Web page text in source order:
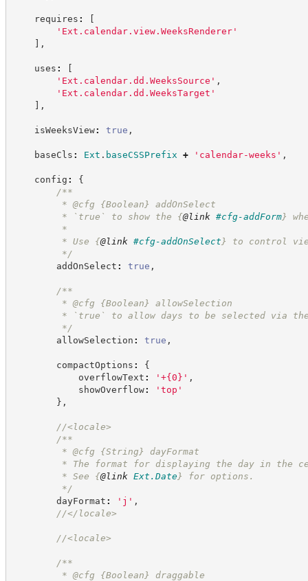
requires :
[
' Ext.calendar.view.WeeksRenderer '
] ,
uses :
[
' Ext.calendar.dd.WeeksSource ' ,
' Ext.calendar.dd.WeeksTarget '
] ,
isWeeksView: true ,
baseCls : Ext . baseCSSPrefix + ' calendar-weeks ' ,
config :
{
/**
* @cfg {Boolean}
addOnSelect
* `true` to show the {@link #cfg-addForm}
*
* Use {@link #cfg-addOnSelect }
to control
*/
addOnSelect : true ,
/**
* @cfg {Boolean}
allowSelection
* `true` to allow days to be selected via
*/
allowSelection : true ,
compactOptions :
{
overflowText : '+{0} ' ,
showOverflow: 'top '
} ,
//<locale>
/**
* @cfg {String}
dayFormat
* The format for displaying the day in the
* See {@link Ext.Date}
for options.
*/
dayFormat : ' j ' ,
//</locale>
//<locale>
/**
* @cfg {Boolean}
draggable